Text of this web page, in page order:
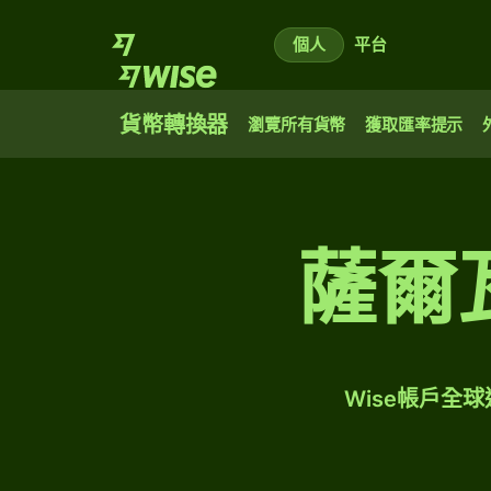
個人 平台
貨幣轉換器 瀏覽所有貨幣 獲取匯率提示
薩爾
Wise帳戶全球